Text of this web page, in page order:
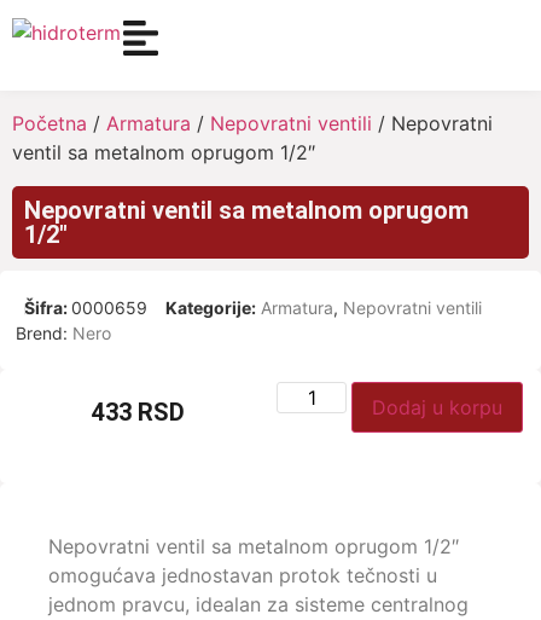
Početna / Armatura / Nepovratni ventili / Nepovratni
ventil sa metalnom oprugom 1/2″
Nepovratni ventil sa metalnom oprugom
1/2″
Šifra:0000659 Kategorije: Armatura, Nepovratni ventili
Brend: Nero
433 RSD Dodaj u korpu
Nepovratni ventil sa metalnom oprugom 1/2″
omogućava jednostavan protok tečnosti u
jednom pravcu, idealan za sisteme centralnog